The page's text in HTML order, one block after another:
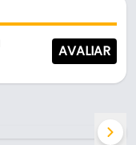
AVALIAR